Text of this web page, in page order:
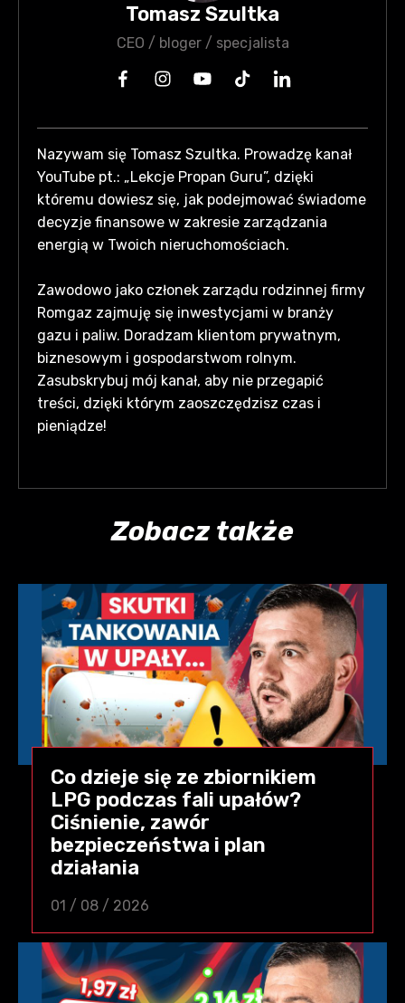
Tomasz Szultka
CEO / bloger / specjalista
Nazywam się Tomasz Szultka. Prowadzę kanał
YouTube pt.: „Lekcje Propan Guru”, dzięki
któremu dowiesz się, jak podejmować świadome
decyzje finansowe w zakresie zarządzania
energią w Twoich nieruchomościach.
Zawodowo jako członek zarządu rodzinnej firmy
Romgaz zajmuję się inwestycjami w branży
gazu i paliw. Doradzam klientom prywatnym,
biznesowym i gospodarstwom rolnym.
Zasubskrybuj mój kanał, aby nie przegapić
treści, dzięki którym zaoszczędzisz czas i
pieniądze!
Zobacz także
Co dzieje się ze zbiornikiem
LPG podczas fali upałów?
Ciśnienie, zawór
bezpieczeństwa i plan
działania
01 / 08 / 2026